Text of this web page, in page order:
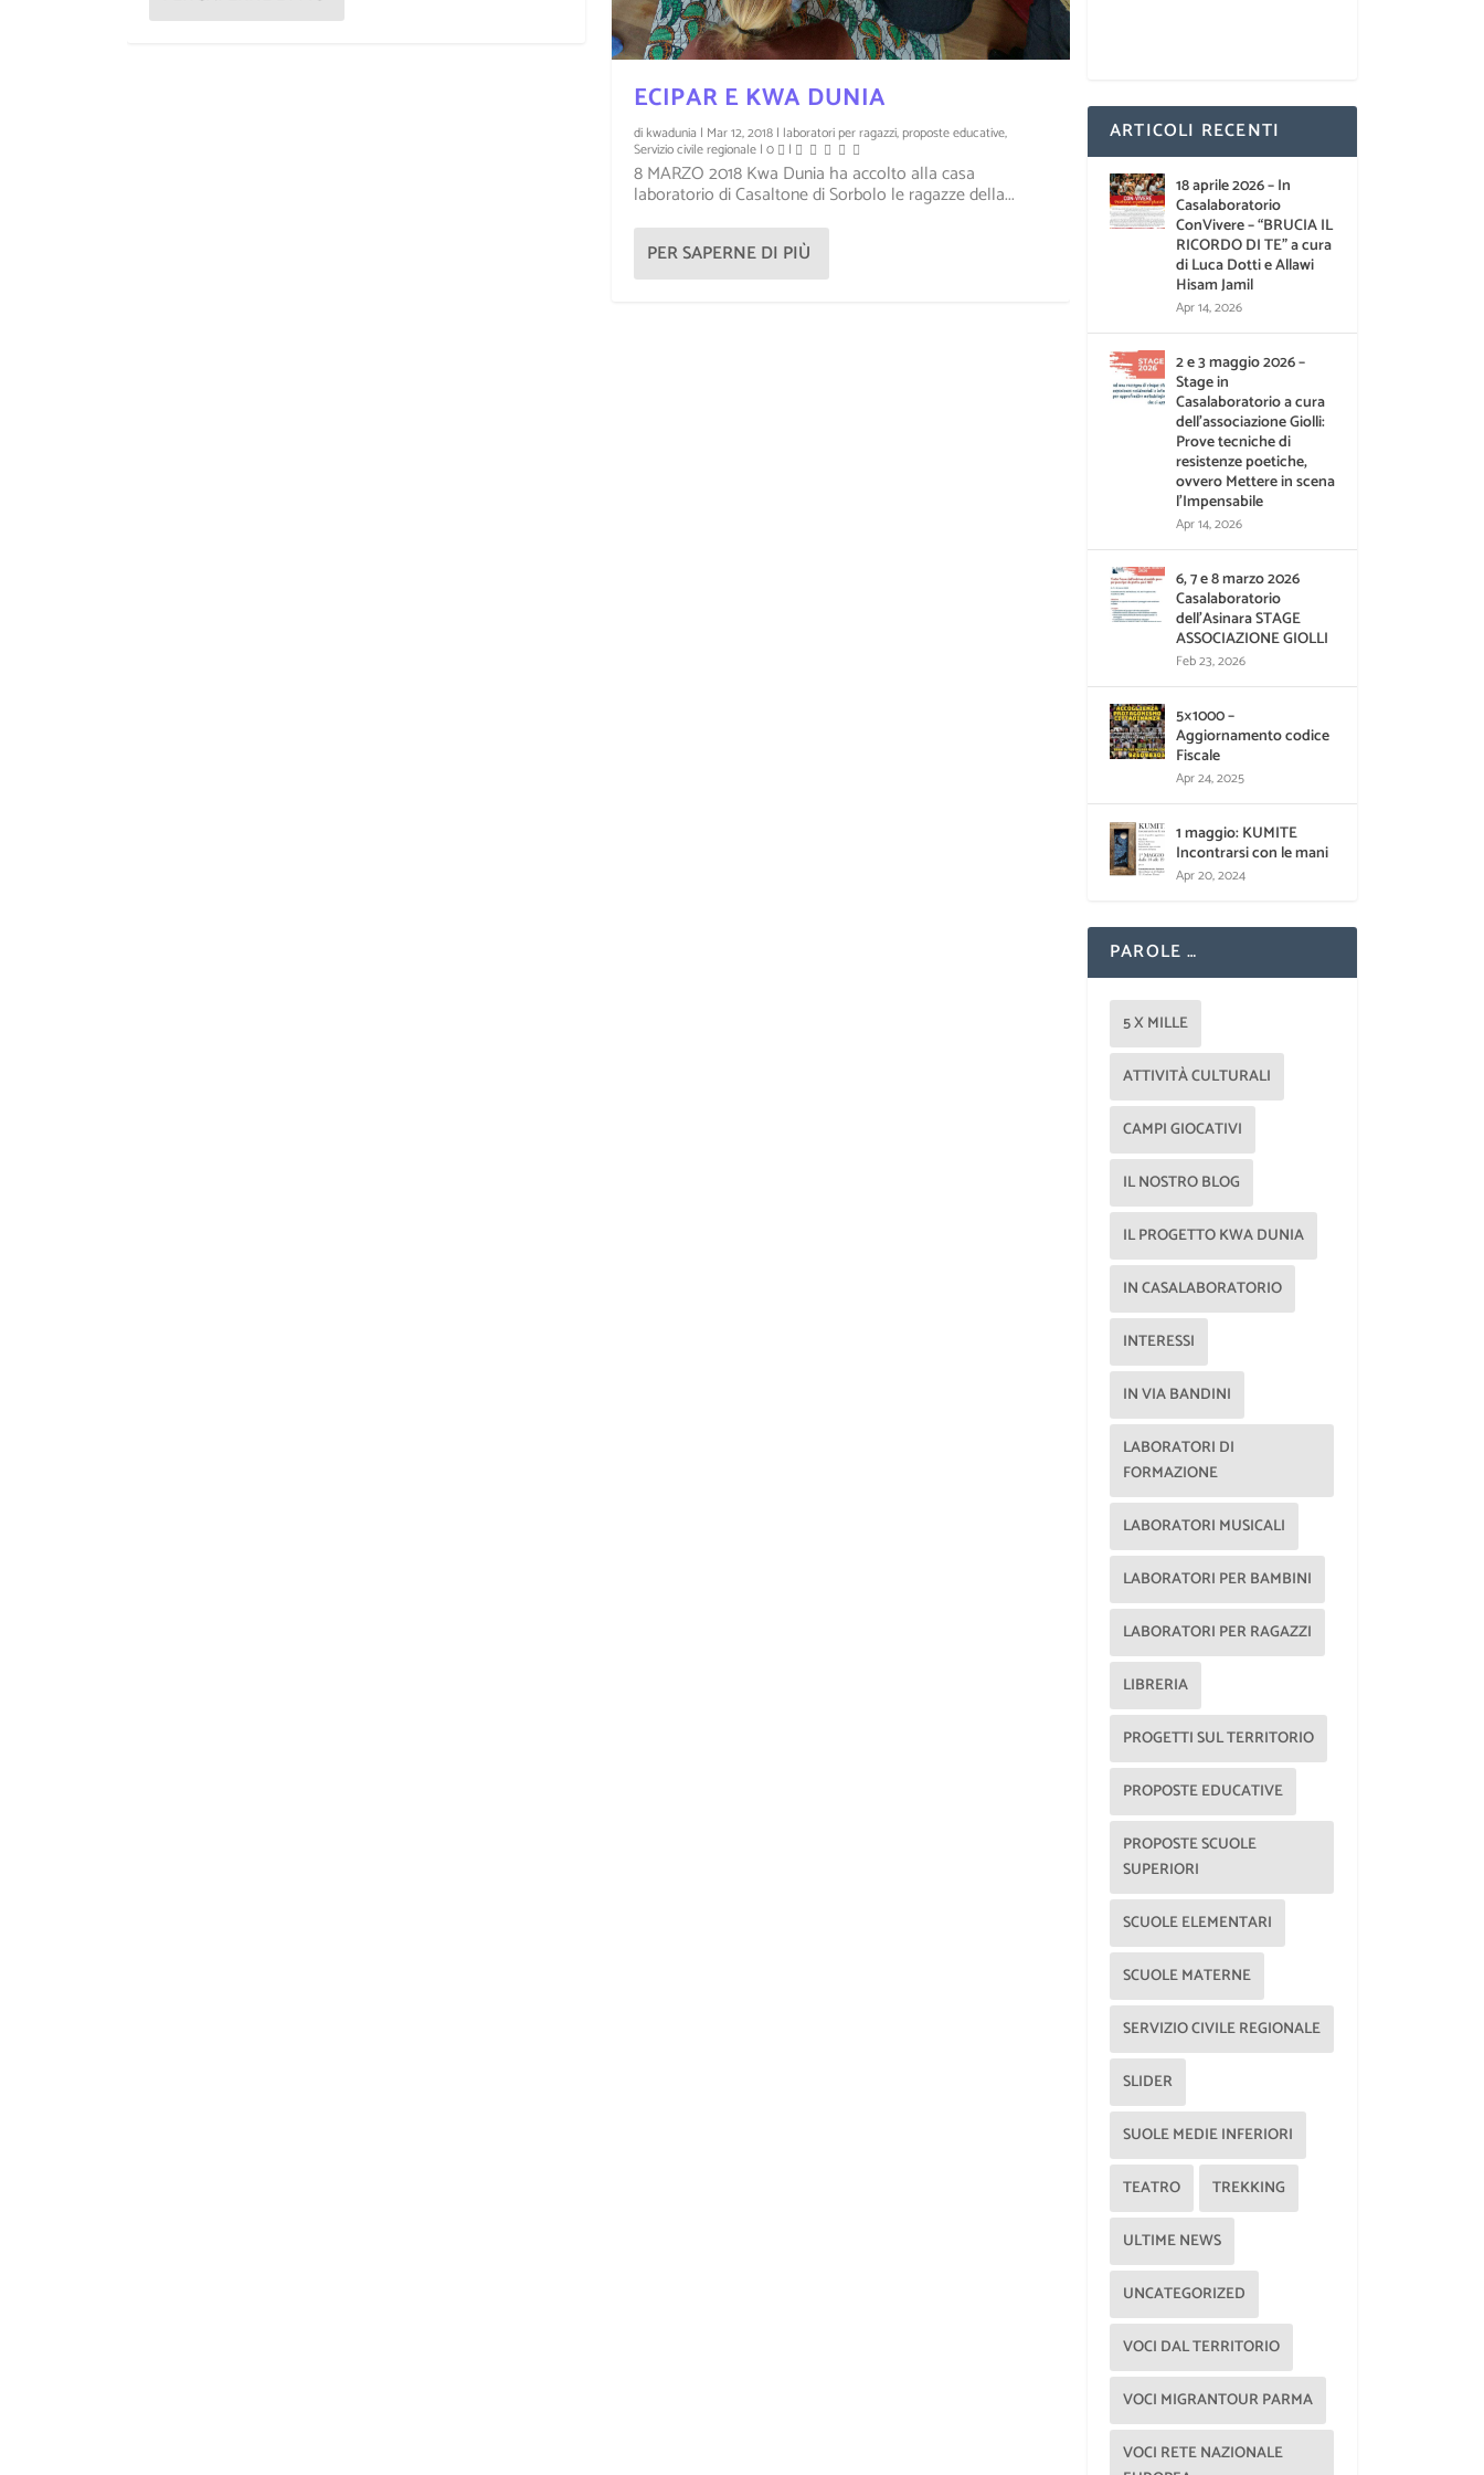
ECIPAR E KWA DUNIA
di kwadunia | Mar 12, 2018| laboratori per ragazzi, proposte educative,
Servizio civile regionale| 0 |
8 MARZO 2018 Kwa Dunia ha accolto alla casa
laboratorio di Casaltone di Sorbolo le ragazze della...
PER SAPERNE DI PIÙ
ARTICOLI RECENTI
18 aprile 2026 – In
Casalaboratorio
ConVivere – “BRUCIA IL
RICORDO DI TE” a cura
di Luca Dotti e Allawi
Hisam Jamil
Apr 14, 2026
2 e 3 maggio 2026 –
Stage in
Casalaboratorio a cura
dell’associazione Giolli:
Prove tecniche di
resistenze poetiche,
ovvero Mettere in scena
l’Impensabile
Apr 14, 2026
6, 7 e 8 marzo 2026
Casalaboratorio
dell’Asinara STAGE
ASSOCIAZIONE GIOLLI
Feb 23, 2026
5×1000 –
Aggiornamento codice
Fiscale
Apr 24, 2025
1 maggio: KUMITE
Incontrarsi con le mani
Apr 20, 2024
PAROLE …
5 X MILLE
ATTIVITÀ CULTURALI
CAMPI GIOCATIVI
IL NOSTRO BLOG
IL PROGETTO KWA DUNIA
IN CASALABORATORIO
INTERESSI
IN VIA BANDINI
LABORATORI DI
FORMAZIONE
LABORATORI MUSICALI
LABORATORI PER BAMBINI
LABORATORI PER RAGAZZI
LIBRERIA
PROGETTI SUL TERRITORIO
PROPOSTE EDUCATIVE
PROPOSTE SCUOLE
SUPERIORI
SCUOLE ELEMENTARI
SCUOLE MATERNE
SERVIZIO CIVILE REGIONALE
SLIDER
SUOLE MEDIE INFERIORI
TEATRO TREKKING
ULTIME NEWS
UNCATEGORIZED
VOCI DAL TERRITORIO
VOCI MIGRANTOUR PARMA
VOCI RETE NAZIONALE